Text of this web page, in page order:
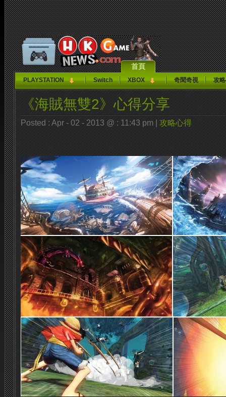
首頁
PLAYSTATION Switch XBOX 奇聞奇視 攻
《海賊無雙2》心得分享
Posted : Apr - 02 - 2013 @ : 11:43 pm | 攻略心得